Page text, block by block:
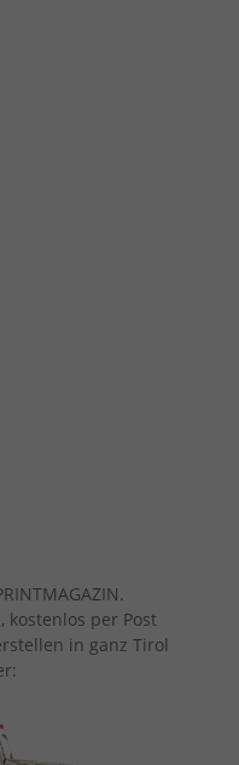
kostenlos per Post
in ganz Tirol